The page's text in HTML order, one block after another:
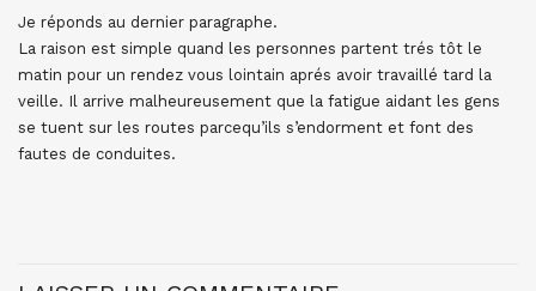
Je réponds au dernier paragraphe.
La raison est simple quand les personnes partent trés tôt le
matin pour un rendez vous lointain aprés avoir travaillé tard la
veille. Il arrive malheureusement que la fatigue aidant les gens
se tuent sur les routes parcequ’ils s’endorment et font des
fautes de conduites.